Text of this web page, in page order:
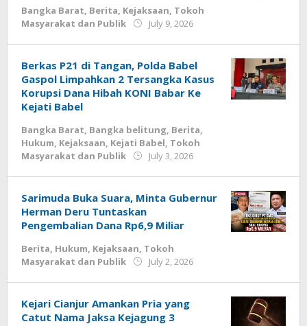
Bangka Barat, Berita, Kejaksaan, Tokoh
Masyarakat dan Publik
July 9, 2026
Berkas P21 di Tangan, Polda Babel
Gaspol Limpahkan 2 Tersangka Kasus
Korupsi Dana Hibah KONI Babar Ke
Kejati Babel
Bangka Barat, Bangka belitung, Berita,
Hukum, Kejaksaan, Kejati Babel, Tokoh
Masyarakat dan Publik
July 3, 2026
Sarimuda Buka Suara, Minta Gubernur
Herman Deru Tuntaskan
Pengembalian Dana Rp6,9 Miliar
Berita, Hukum, Kejaksaan, Tokoh
Masyarakat dan Publik
July 2, 2026
Kejari Cianjur Amankan Pria yang
Catut Nama Jaksa Kejagung 3